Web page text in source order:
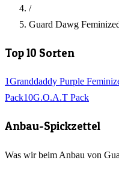
/
Guard Dawg
Top 10 Sorten
1Granddaddy Purple
Pack10G.O.A.T Pack
Anbau-Spickzettel
Was wir beim Anbau von